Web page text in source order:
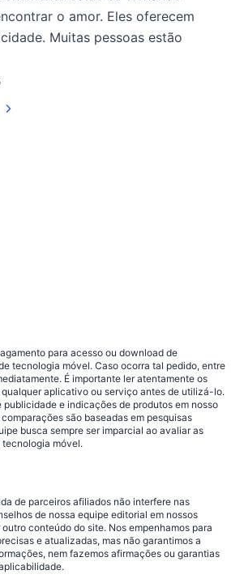
o amor. Eles oferecem
Muitas pessoas estão
para acesso ou download de
tecnologia móvel. Caso ocorra tal pedido, entre
É importante ler atentamente os
aplicativo ou serviço antes de utilizá-lo.
publicidade e indicações de produtos em nosso
são baseadas em pesquisas
busca sempre ser imparcial ao avaliar as
móvel.
de parceiros afiliados não interfere nas
de nossa equipe editorial em nossos
conteúdo do site. Nos empenhamos para
e atualizadas, mas não garantimos a
nem fazemos afirmações ou garantias